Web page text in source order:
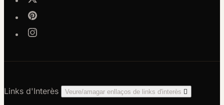
Links d'Interès Veure/amagar enllaços de links d'interès 